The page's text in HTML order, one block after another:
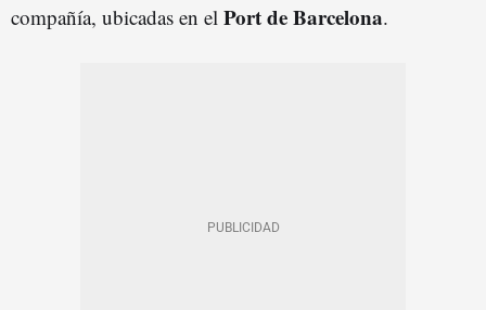
compañía, ubicadas en el Port de Barcelona.